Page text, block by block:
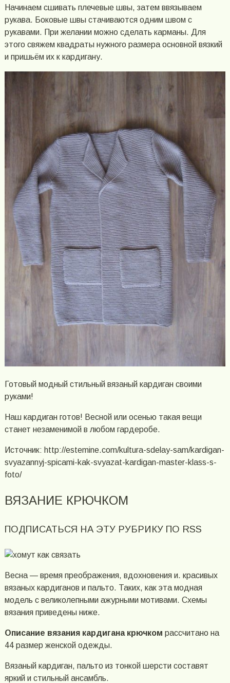
Начинаем сшивать плечевые швы, затем ввязываем
рукава. Боковые швы стачиваются одним швом с
рукавами. При желании можно сделать карманы. Для
этого свяжем квадраты нужного размера основной вязкий
и пришьём их к кардигану.
Готовый модный стильный вязаный кардиган своими
руками!
Наш кардиган готов! Весной или осенью такая вещи
станет незаменимой в любом гардеробе.
Источник: http://estemine.com/kultura-sdelay-sam/kardigan-
svyazannyj-spicami-kak-svyazat-kardigan-master-klass-s-
foto/
ВЯЗАНИЕ КРЮЧКОМ
ПОДПИСАТЬСЯ НА ЭТУ РУБРИКУ ПО RSS
Весна — время преображения, вдохновения и. красивых
вязаных кардиганов и пальто. Таких, как эта модная
модель с великолепными ажурными мотивами. Схемы
вязания приведены ниже.
Описание вязания кардигана крючком рассчитано на
44 размер женской одежды.
Вязаный кардиган, пальто из тонкой шерсти составят
яркий и стильный ансамбль.